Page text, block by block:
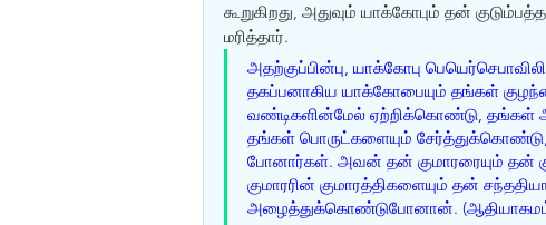
கூறுகிறது, அதுவும் யாக்கோபும் தன்
மரித்தார்.
அதற்குப்பின்பு, யாக்கோபு
தகப்பனாகிய யாக்கோபையும் தங்கள்
வண்டிகளின்மேல் ஏற்றிக்கொண்டு, தங்கள்
தங்கள் பொருட்களையும் சேர்த்துக்கொண்டு,
போனார்கள். அவன் தன் குமாரரையும் தன்
குமாரரின் குமாரத்திகளையும் தன்
அழைத்துக்கொண்டுபோனான். (ஆதியாகமம்